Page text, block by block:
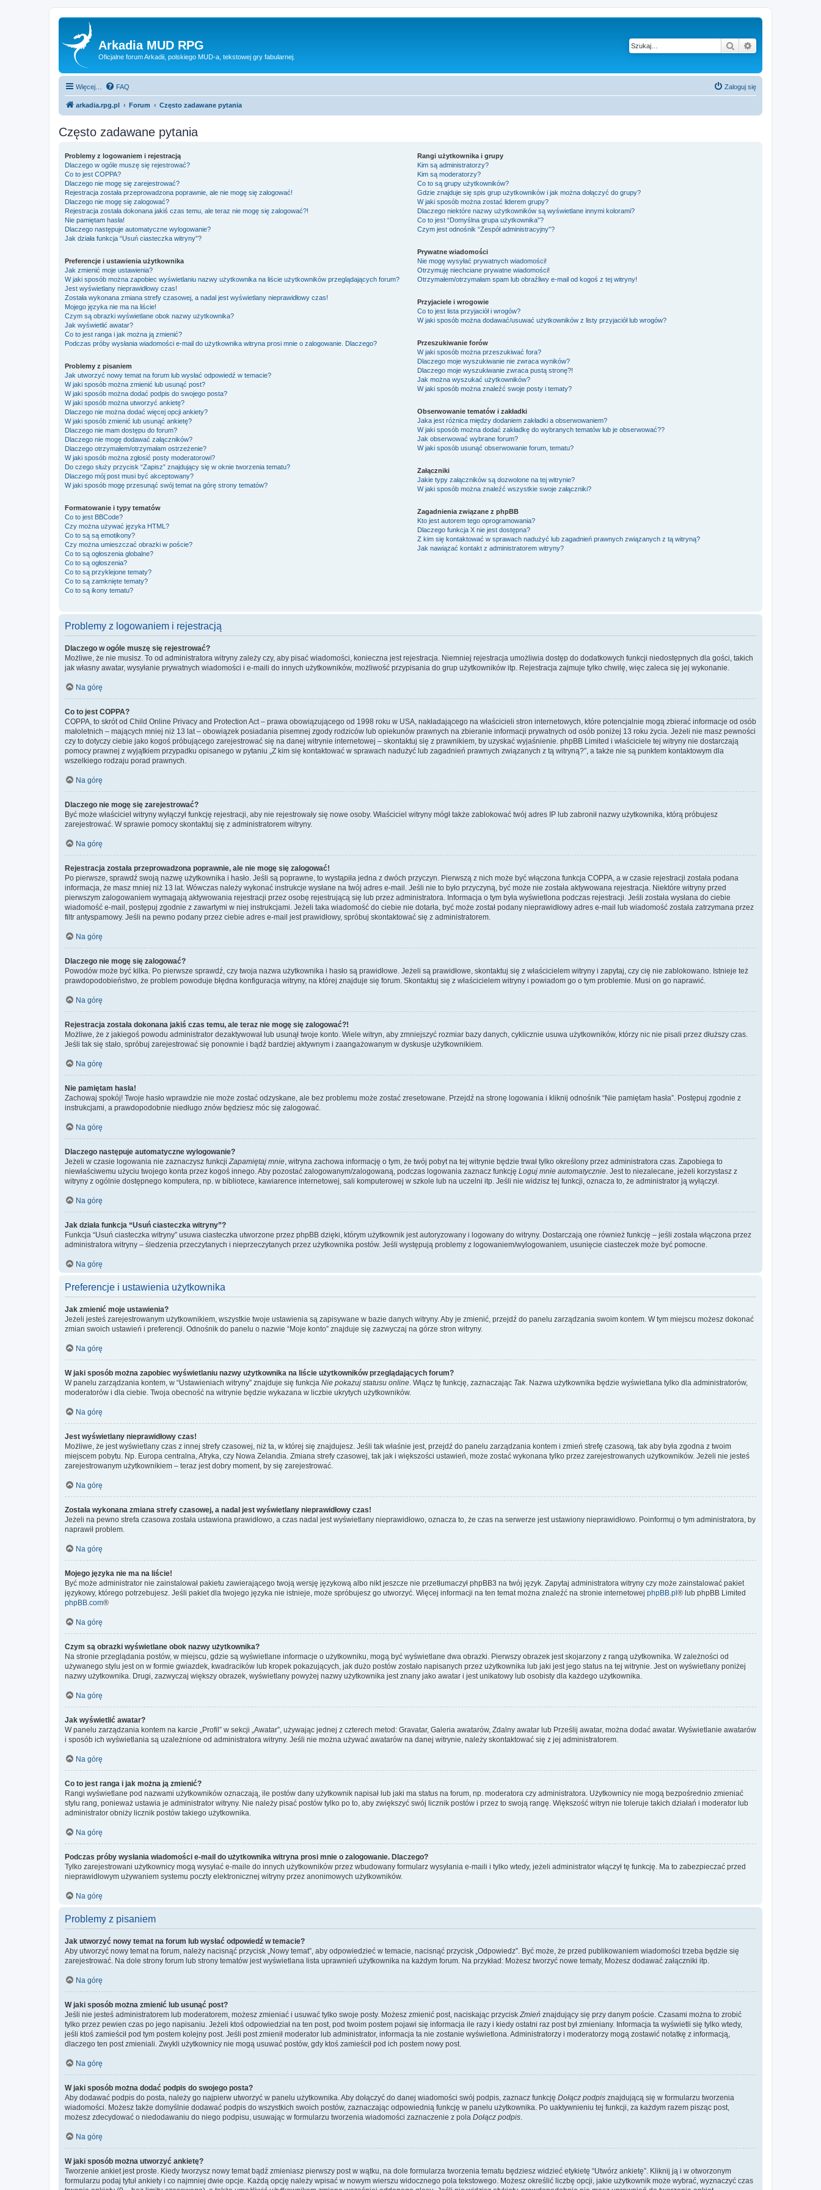
Arkadia MUD RPG
Oficjalne forum Arkadii, polskiego MUD-a, tekstowej gry fabularnej.
Szukaj
Więcej… FAQ Zaloguj się
arkadia.rpg.pl Forum Często zadawane pytania
Często zadawane pytania
Problemy z logowaniem i rejestracją
Dlaczego w ogóle muszę się rejestrować?
Co to jest COPPA?
Dlaczego nie mogę się zarejestrować?
Rejestracja została przeprowadzona poprawnie, ale nie mogę się zalogować!
Dlaczego nie mogę się zalogować?
Rejestracja została dokonana jakiś czas temu, ale teraz nie mogę się zalogować?!
Nie pamiętam hasła!
Dlaczego następuje automatyczne wylogowanie?
Jak działa funkcja “Usuń ciasteczka witryny”?
Preferencje i ustawienia użytkownika
Jak zmienić moje ustawienia?
W jaki sposób można zapobiec wyświetlaniu nazwy użytkownika na liście użytkowników przeglądających forum?
Jest wyświetlany nieprawidłowy czas!
Została wykonana zmiana strefy czasowej, a nadal jest wyświetlany nieprawidłowy czas!
Mojego języka nie ma na liście!
Czym są obrazki wyświetlane obok nazwy użytkownika?
Jak wyświetlić awatar?
Co to jest ranga i jak można ją zmienić?
Podczas próby wysłania wiadomości e-mail do użytkownika witryna prosi mnie o zalogowanie. Dlaczego?
Problemy z pisaniem
Jak utworzyć nowy temat na forum lub wysłać odpowiedź w temacie?
W jaki sposób można zmienić lub usunąć post?
W jaki sposób można dodać podpis do swojego posta?
W jaki sposób można utworzyć ankietę?
Dlaczego nie można dodać więcej opcji ankiety?
W jaki sposób zmienić lub usunąć ankietę?
Dlaczego nie mam dostępu do forum?
Dlaczego nie mogę dodawać załączników?
Dlaczego otrzymałem/otrzymałam ostrzeżenie?
W jaki sposób można zgłosić posty moderatorowi?
Do czego służy przycisk “Zapisz” znajdujący się w oknie tworzenia tematu?
Dlaczego mój post musi być akceptowany?
W jaki sposób mogę przesunąć swój temat na górę strony tematów?
Formatowanie i typy tematów
Co to jest BBCode?
Czy można używać języka HTML?
Co to są są emotikony?
Czy można umieszczać obrazki w poście?
Co to są ogłoszenia globalne?
Co to są ogłoszenia?
Co to są przyklejone tematy?
Co to są zamknięte tematy?
Co to są ikony tematu?
Rangi użytkownika i grupy
Kim są administratorzy?
Kim są moderatorzy?
Co to są grupy użytkowników?
Gdzie znajduje się spis grup użytkowników i jak można dołączyć do grupy?
W jaki sposób można zostać liderem grupy?
Dlaczego niektóre nazwy użytkowników są wyświetlane innymi kolorami?
Co to jest “Domyślna grupa użytkownika”?
Czym jest odnośnik “Zespół administracyjny”?
Prywatne wiadomości
Nie mogę wysyłać prywatnych wiadomości!
Otrzymuję niechciane prywatne wiadomości!
Otrzymałem/otrzymałam spam lub obraźliwy e-mail od kogoś z tej witryny!
Przyjaciele i wrogowie
Co to jest lista przyjaciół i wrogów?
W jaki sposób można dodawać/usuwać użytkowników z listy przyjaciół lub wrogów?
Przeszukiwanie forów
W jaki sposób można przeszukiwać fora?
Dlaczego moje wyszukiwanie nie zwraca wyników?
Dlaczego moje wyszukiwanie zwraca pustą stronę?!
Jak można wyszukać użytkowników?
W jaki sposób można znaleźć swoje posty i tematy?
Obserwowanie tematów i zakładki
Jaka jest różnica między dodaniem zakładki a obserwowaniem?
W jaki sposób można dodać zakładkę do wybranych tematów lub je obserwować??
Jak obserwować wybrane forum?
W jaki sposób usunąć obserwowanie forum, tematu?
Załączniki
Jakie typy załączników są dozwolone na tej witrynie?
W jaki sposób można znaleźć wszystkie swoje załączniki?
Zagadnienia związane z phpBB
Kto jest autorem tego oprogramowania?
Dlaczego funkcja X nie jest dostępna?
Z kim się kontaktować w sprawach nadużyć lub zagadnień prawnych związanych z tą witryną?
Jak nawiązać kontakt z administratorem witryny?
Problemy z logowaniem i rejestracją
Dlaczego w ogóle muszę się rejestrować?
Możliwe, że nie musisz. To od administratora witryny zależy czy, aby pisać wiadomości, konieczna jest rejestracja. Niemniej rejestracja umożliwia dostęp do dodatkowych funkcji niedostępnych dla gości, takich
jak własny awatar, wysyłanie prywatnych wiadomości i e-maili do innych użytkowników, możliwość przypisania do grup użytkowników itp. Rejestracja zajmuje tylko chwilę, więc zaleca się jej wykonanie.
Na górę
Co to jest COPPA?
COPPA, to skrót od Child Online Privacy and Protection Act – prawa obowiązującego od 1998 roku w USA, nakładającego na właścicieli stron internetowych, które potencjalnie mogą zbierać informacje od osób
małoletnich – mających mniej niż 13 lat – obowiązek posiadania pisemnej zgody rodziców lub opiekunów prawnych na zbieranie informacji prywatnych od osób poniżej 13 roku życia. Jeżeli nie masz pewności
czy to dotyczy ciebie jako kogoś próbującego zarejestrować się na danej witrynie internetowej – skontaktuj się z prawnikiem, by uzyskać wyjaśnienie. phpBB Limited i właściciele tej witryny nie dostarczają
pomocy prawnej z wyjątkiem przypadku opisanego w pytaniu „Z kim się kontaktować w sprawach nadużyć lub zagadnień prawnych związanych z tą witryną?”, a także nie są punktem kontaktowym dla
wszelkiego rodzaju porad prawnych.
Na górę
Dlaczego nie mogę się zarejestrować?
Być może właściciel witryny wyłączył funkcję rejestracji, aby nie rejestrowały się nowe osoby. Właściciel witryny mógł także zablokować twój adres IP lub zabronił nazwy użytkownika, którą próbujesz
zarejestrować. W sprawie pomocy skontaktuj się z administratorem witryny.
Na górę
Rejestracja została przeprowadzona poprawnie, ale nie mogę się zalogować!
Po pierwsze, sprawdź swoją nazwę użytkownika i hasło. Jeśli są poprawne, to wystąpiła jedna z dwóch przyczyn. Pierwszą z nich może być włączona funkcja COPPA, a w czasie rejestracji została podana
informacja, że masz mniej niż 13 lat. Wówczas należy wykonać instrukcje wysłane na twój adres e-mail. Jeśli nie to było przyczyną, być może nie została aktywowana rejestracja. Niektóre witryny przed
pierwszym zalogowaniem wymagają aktywowania rejestracji przez osobę rejestrującą się lub przez administratora. Informacja o tym była wyświetlona podczas rejestracji. Jeśli została wysłana do ciebie
wiadomość e-mail, postępuj zgodnie z zawartymi w niej instrukcjami. Jeżeli taka wiadomość do ciebie nie dotarła, być może został podany nieprawidłowy adres e-mail lub wiadomość została zatrzymana przez
filtr antyspamowy. Jeśli na pewno podany przez ciebie adres e-mail jest prawidłowy, spróbuj skontaktować się z administratorem.
Na górę
Dlaczego nie mogę się zalogować?
Powodów może być kilka. Po pierwsze sprawdź, czy twoja nazwa użytkownika i hasło są prawidłowe. Jeżeli są prawidłowe, skontaktuj się z właścicielem witryny i zapytaj, czy cię nie zablokowano. Istnieje też
prawdopodobieństwo, że problem powoduje błędna konfiguracja witryny, na której znajduje się forum. Skontaktuj się z właścicielem witryny i powiadom go o tym problemie. Musi on go naprawić.
Na górę
Rejestracja została dokonana jakiś czas temu, ale teraz nie mogę się zalogować?!
Możliwe, że z jakiegoś powodu administrator dezaktywował lub usunął twoje konto. Wiele witryn, aby zmniejszyć rozmiar bazy danych, cyklicznie usuwa użytkowników, którzy nic nie pisali przez dłuższy czas.
Jeśli tak się stało, spróbuj zarejestrować się ponownie i bądź bardziej aktywnym i zaangażowanym w dyskusje użytkownikiem.
Na górę
Nie pamiętam hasła!
Zachowaj spokój! Twoje hasło wprawdzie nie może zostać odzyskane, ale bez problemu może zostać zresetowane. Przejdź na stronę logowania i kliknij odnośnik “Nie pamiętam hasła”. Postępuj zgodnie z
instrukcjami, a prawdopodobnie niedługo znów będziesz móc się zalogować.
Na górę
Dlaczego następuje automatyczne wylogowanie?
Jeżeli w czasie logowania nie zaznaczysz funkcjiZapamiętaj mnie, witryna zachowa informację o tym, że twój pobyt na tej witrynie będzie trwał tylko określony przez administratora czas. Zapobiega to
niewłaściwemu użyciu twojego konta przez kogoś innego. Aby pozostać zalogowanym/zalogowaną, podczas logowania zaznacz funkcję Loguj mnie automatycznie. Jest to niezalecane, jeżeli korzystasz z
witryny z ogólnie dostępnego komputera, np. w bibliotece, kawiarence internetowej, sali komputerowej w szkole lub na uczelni itp. Jeśli nie widzisz tej funkcji, oznacza to, że administrator ją wyłączył.
Na górę
Jak działa funkcja “Usuń ciasteczka witryny”?
Funkcja “Usuń ciasteczka witryny” usuwa ciasteczka utworzone przez phpBB dzięki, którym użytkownik jest autoryzowany i logowany do witryny. Dostarczają one również funkcję – jeśli została włączona przez
administratora witryny – śledzenia przeczytanych i nieprzeczytanych przez użytkownika postów. Jeśli występują problemy z logowaniem/wylogowaniem, usunięcie ciasteczek może być pomocne.
Na górę
Preferencje i ustawienia użytkownika
Jak zmienić moje ustawienia?
Jeżeli jesteś zarejestrowanym użytkownikiem, wszystkie twoje ustawienia są zapisywane w bazie danych witryny. Aby je zmienić, przejdź do panelu zarządzania swoim kontem. W tym miejscu możesz dokonać
zmian swoich ustawień i preferencji. Odnośnik do panelu o nazwie “Moje konto” znajduje się zazwyczaj na górze stron witryny.
Na górę
W jaki sposób można zapobiec wyświetlaniu nazwy użytkownika na liście użytkowników przeglądających forum?
W panelu zarządzania kontem, w “Ustawieniach witryny” znajduje się funkcja Nie pokazuj statusu online. Włącz tę funkcję, zaznaczając Tak. Nazwa użytkownika będzie wyświetlana tylko dla administratorów,
moderatorów i dla ciebie. Twoja obecność na witrynie będzie wykazana w liczbie ukrytych użytkowników.
Na górę
Jest wyświetlany nieprawidłowy czas!
Możliwe, że jest wyświetlany czas z innej strefy czasowej, niż ta, w której się znajdujesz. Jeśli tak właśnie jest, przejdź do panelu zarządzania kontem i zmień strefę czasową, tak aby była zgodna z twoim
miejscem pobytu. Np. Europa centralna, Afryka, czy Nowa Zelandia. Zmiana strefy czasowej, tak jak i większości ustawień, może zostać wykonana tylko przez zarejestrowanych użytkowników. Jeżeli nie jesteś
zarejestrowanym użytkownikiem – teraz jest dobry moment, by się zarejestrować.
Na górę
Została wykonana zmiana strefy czasowej, a nadal jest wyświetlany nieprawidłowy czas!
Jeżeli na pewno strefa czasowa została ustawiona prawidłowo, a czas nadal jest wyświetlany nieprawidłowo, oznacza to, że czas na serwerze jest ustawiony nieprawidłowo. Poinformuj o tym administratora, by
naprawił problem.
Na górę
Mojego języka nie ma na liście!
Być może administrator nie zainstalował pakietu zawierającego twoją wersję językową albo nikt jeszcze nie przetłumaczył phpBB3 na twój język. Zapytaj administratora witryny czy może zainstalować pakiet
językowy, którego potrzebujesz. Jeśli pakiet dla twojego języka nie istnieje, może spróbujesz go utworzyć. Więcej informacji na ten temat można znaleźć na stronie internetowej phpBB.pl ® lub phpBB Limited
phpBB.com®
Na górę
Czym są obrazki wyświetlane obok nazwy użytkownika?
Na stronie przeglądania postów, w miejscu, gdzie są wyświetlane informacje o użytkowniku, mogą być wyświetlane dwa obrazki. Pierwszy obrazek jest skojarzony z rangą użytkownika. W zależności od
używanego stylu jest on w formie gwiazdek, kwadracików lub kropek pokazujących, jak dużo postów zostało napisanych przez użytkownika lub jaki jest jego status na tej witrynie. Jest on wyświetlany poniżej
nazwy użytkownika. Drugi, zazwyczaj większy obrazek, wyświetlany powyżej nazwy użytkownika jest znany jako awatar i jest unikatowy lub osobisty dla każdego użytkownika.
Na górę
Jak wyświetlić awatar?
W panelu zarządzania kontem na karcie „Profil” w sekcji „Awatar”, używając jednej z czterech metod: Gravatar, Galeria awatarów, Zdalny awatar lub Prześlij awatar, można dodać awatar. Wyświetlanie awatarów
i sposób ich wyświetlania są uzależnione od administratora witryny. Jeśli nie można używać awatarów na danej witrynie, należy skontaktować się z jej administratorem.
Na górę
Co to jest ranga i jak można ją zmienić?
Rangi wyświetlane pod nazwami użytkowników oznaczają, ile postów dany użytkownik napisał lub jaki ma status na forum, np. moderatora czy administratora. Użytkownicy nie mogą bezpośrednio zmieniać
stylu rang, ponieważ ustawia je administrator witryny. Nie należy pisać postów tylko po to, aby zwiększyć swój licznik postów i przez to swoją rangę. Większość witryn nie toleruje takich działań i moderator lub
administrator obniży licznik postów takiego użytkownika.
Na górę
Podczas próby wysłania wiadomości e-mail do użytkownika witryna prosi mnie o zalogowanie. Dlaczego?
Tylko zarejestrowani użytkownicy mogą wysyłać e-maile do innych użytkowników przez wbudowany formularz wysyłania e-maili i tylko wtedy, jeżeli administrator włączył tę funkcję. Ma to zabezpieczać przed
nieprawidłowym używaniem systemu poczty elektronicznej witryny przez anonimowych użytkowników.
Na górę
Problemy z pisaniem
Jak utworzyć nowy temat na forum lub wysłać odpowiedź w temacie?
Aby utworzyć nowy temat na forum, należy nacisnąć przycisk „Nowy temat”, aby odpowiedzieć w temacie, nacisnąć przycisk „Odpowiedz”. Być może, że przed publikowaniem wiadomości trzeba będzie się
zarejestrować. Na dole strony forum lub strony tematów jest wyświetlana lista uprawnień użytkownika na każdym forum. Na przykład: Możesz tworzyć nowe tematy, Możesz dodawać załączniki itp.
Na górę
W jaki sposób można zmienić lub usunąć post?
Jeśli nie jesteś administratorem lub moderatorem, możesz zmieniać i usuwać tylko swoje posty. Możesz zmienić post, naciskając przyciskZmień znajdujący się przy danym poście. Czasami można to zrobić
tylko przez pewien czas po jego napisaniu. Jeżeli ktoś odpowiedział na ten post, pod twoim postem pojawi się informacja ile razy i kiedy ostatni raz post był zmieniany. Informacja ta wyświetli się tylko wtedy,
jeśli ktoś zamieścił pod tym postem kolejny post. Jeśli post zmienił moderator lub administrator, informacja ta nie zostanie wyświetlona. Administratorzy i moderatorzy mogą zostawić notatkę z informacją,
dlaczego ten post zmieniali. Zwykli użytkownicy nie mogą usuwać postów, gdy ktoś zamieścił pod ich postem nowy post.
Na górę
W jaki sposób można dodać podpis do swojego posta?
Aby dodawać podpis do posta, należy go najpierw utworzyć w panelu użytkownika. Aby dołączyć do danej wiadomości swój podpis, zaznacz funkcję Dołącz podpis znajdującą się w formularzu tworzenia
wiadomości. Możesz także domyślnie dodawać podpis do wszystkich swoich postów, zaznaczając odpowiednią funkcję w panelu użytkownika. Po uaktywnieniu tej funkcji, za każdym razem pisząc post,
możesz zdecydować o niedodawaniu do niego podpisu, usuwając w formularzu tworzenia wiadomości zaznaczenie z pola Dołącz podpis.
Na górę
W jaki sposób można utworzyć ankietę?
Tworzenie ankiet jest proste. Kiedy tworzysz nowy temat bądź zmieniasz pierwszy post w wątku, na dole formularza tworzenia tematu będziesz widzieć etykietę “Utwórz ankietę”. Kliknij ją i w otworzonym
formularzu podaj tytuł ankiety i co najmniej dwie opcje. Każdą opcję należy wpisać w nowym wierszu widocznego pola tekstowego. Możesz określić liczbę opcji, jakie użytkownik może wybrać, wyznaczyć czas